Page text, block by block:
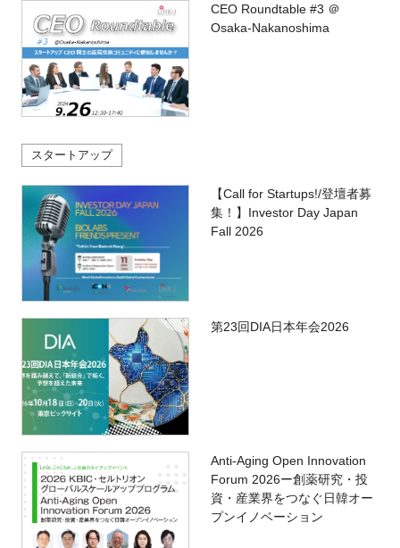
CEO Roundtable #3 ＠
Osaka-Nakanoshima
スタートアップ
【Call for Startups!/登壇者募
集！】Investor Day Japan
Fall 2026
第23回DIA日本年会2026
Anti-Aging Open Innovation
Forum 2026ー創薬研究・投
資・産業界をつなぐ日韓オー
プンイノベーション